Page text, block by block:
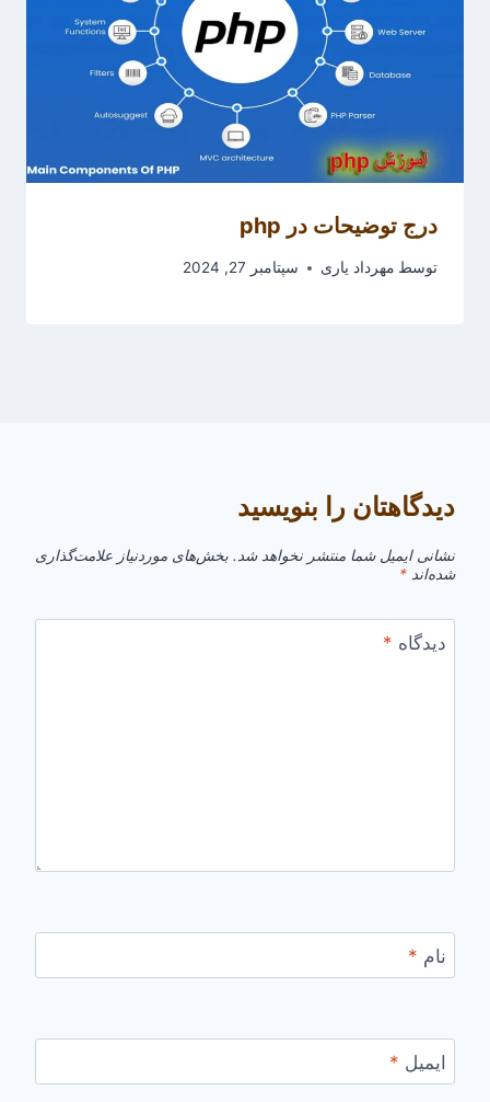
درج توضیحات در php
توسط مهرداد یاری سپتامبر 27, 2024
دیدگاهتان را بنویسید
نشانی ایمیل شما منتشر نخواهد شد. بخش‌های موردنیاز علامت‌گذاری
شده‌اند *
دیدگاه *
نام *
ایمیل *